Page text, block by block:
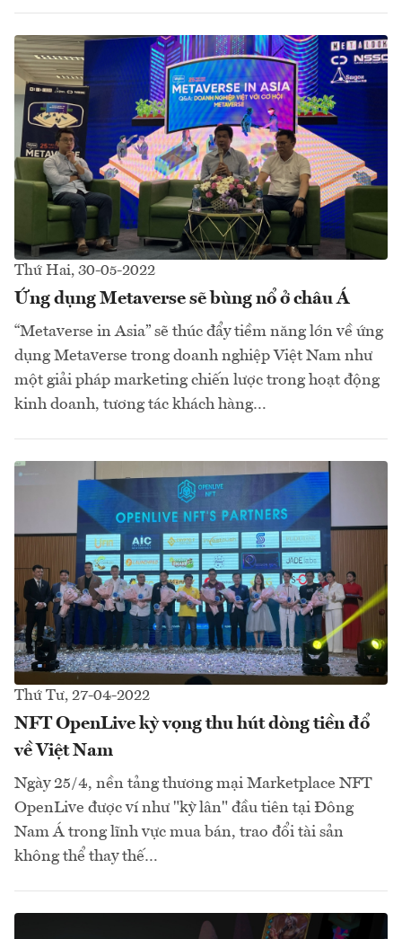
Thứ Hai, 30-05-2022
Ứng dụng Metaverse sẽ bùng nổ ở châu Á
“Metaverse in Asia” sẽ thúc đẩy tiềm năng lớn về ứng
dụng Metaverse trong doanh nghiệp Việt Nam như
một giải pháp marketing chiến lược trong hoạt động
kinh doanh, tương tác khách hàng…
Thứ Tư, 27-04-2022
NFT OpenLive kỳ vọng thu hút dòng tiền đổ
về Việt Nam
Ngày 25/4, nền tảng thương mại Marketplace NFT
OpenLive được ví như "kỳ lân" đầu tiên tại Đông
Nam Á trong lĩnh vực mua bán, trao đổi tài sản
không thể thay thế…